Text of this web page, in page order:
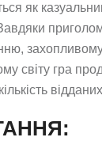
як
світу гра